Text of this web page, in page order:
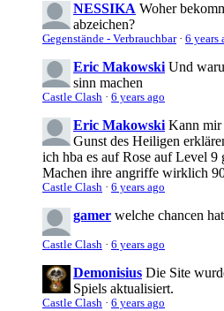
NESSIKA Woher
abzeichen?
Gegenstände - Verbrauchbar· 6 years
Eric Makowski Und
sinn machen
Castle Clash · 6 years ago
Eric Makowski Kann mir
Gunst des Heiligen
ich hba es auf Rose auf Level 9
Machen ihre angriffe wirklich
Castle Clash · 6 years ago
gamer welche chancen
Castle Clash · 6 years ago
Demonisius Die Site
Spiels aktualisiert.
Castle Clash · 6 years ago